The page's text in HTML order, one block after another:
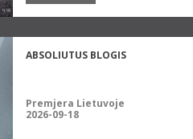
ABSOLIUTUS BLOGIS
Premjera Lietuvoje
2026-09-18